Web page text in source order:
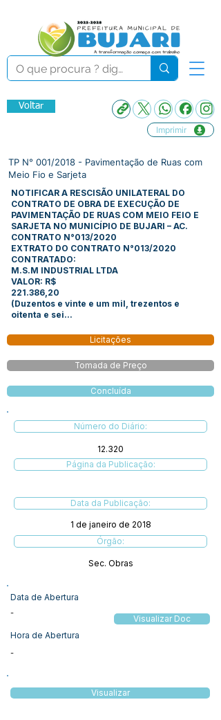
Voltar
Imprimir
TP N° 001/2018 - Pavimentação de Ruas com
Meio Fio e Sarjeta
NOTIFICAR A RESCISÃO UNILATERAL DO
CONTRATO DE OBRA DE EXECUÇÃO DE
PAVIMENTAÇÃO DE RUAS COM MEIO FEIO E
SARJETA NO MUNICÍPIO DE BUJARI – AC.
CONTRATO N°013/2020
EXTRATO DO CONTRATO N°013/2020
CONTRATADO:
M.S.M INDUSTRIAL LTDA
VALOR: R$
221.386,20
(Duzentos e vinte e um mil, trezentos e
oitenta e sei...
Licitações
Tomada de Preço
Concluída
Número do Diário:
12.320
Página da Publicação:
Data da Publicação:
1 de janeiro de 2018
Órgão:
Sec. Obras
Data de Abertura
-
Hora de Abertura
-
Visualizar Doc
Visualizar